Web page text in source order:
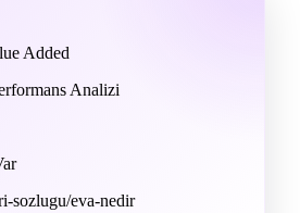
Added
Analizi
sozlugu/eva-nedir